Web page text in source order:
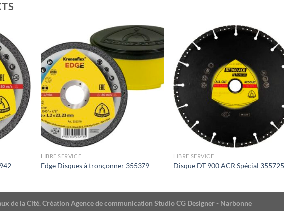
LIBRE SERVICE
Edge Disques à tronçonner 355379
LIBRE SERVICE
Disque DT 900 ACR Spécial 355725
de la Cité. Création Agence de communication Studio CG Designer - Narbonne